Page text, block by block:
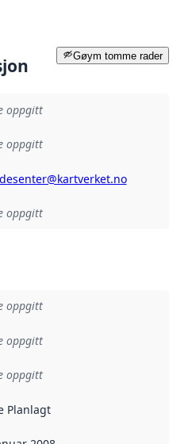
Gøym tomme rader
oppgitt
oppgitt
oppgitt
oppgitt
oppgitt
oppgitt
Planlagt